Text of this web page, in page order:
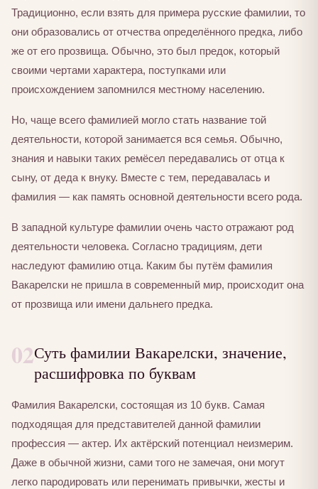
Традиционно, если взять для примера русские фамилии, то
они образовались от отчества определённого предка, либо
же от его прозвища. Обычно, это был предок, который
своими чертами характера, поступками или
происхождением запомнился местному населению.
Но, чаще всего фамилией могло стать название той
деятельности, которой занимается вся семья. Обычно,
знания и навыки таких ремёсел передавались от отца к
сыну, от деда к внуку. Вместе с тем, передавалась и
фамилия — как память основной деятельности всего рода.
В западной культуре фамилии очень часто отражают род
деятельности человека. Согласно традициям, дети
наследуют фамилию отца. Каким бы путём фамилия
Вакарелски не пришла в современный мир, происходит она
от прозвища или имени дальнего предка.
02Суть фамилии Вакарелски, значение,
расшифровка по буквам
Фамилия Вакарелски, состоящая из 10 букв. Самая
подходящая для представителей данной фамилии
профессия — актер. Их актёрский потенциал неизмерим.
Даже в обычной жизни, сами того не замечая, они могут
легко пародировать или перенимать привычки, жесты и